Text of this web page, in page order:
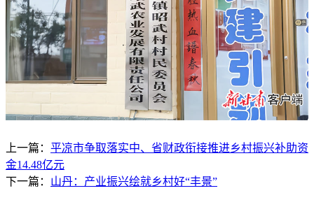
上一篇： 平凉市争取落实中、省财政衔接推进乡村振兴补助资
金14.48亿元
下一篇： 山丹：产业振兴绘就乡村好“丰景”